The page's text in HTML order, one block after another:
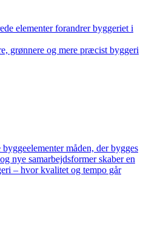
elementer forandrer byggeriet i
grønnere og mere præcist byggeri
måden, der bygges
nye samarbejdsformer skaber en
– hvor kvalitet og tempo går